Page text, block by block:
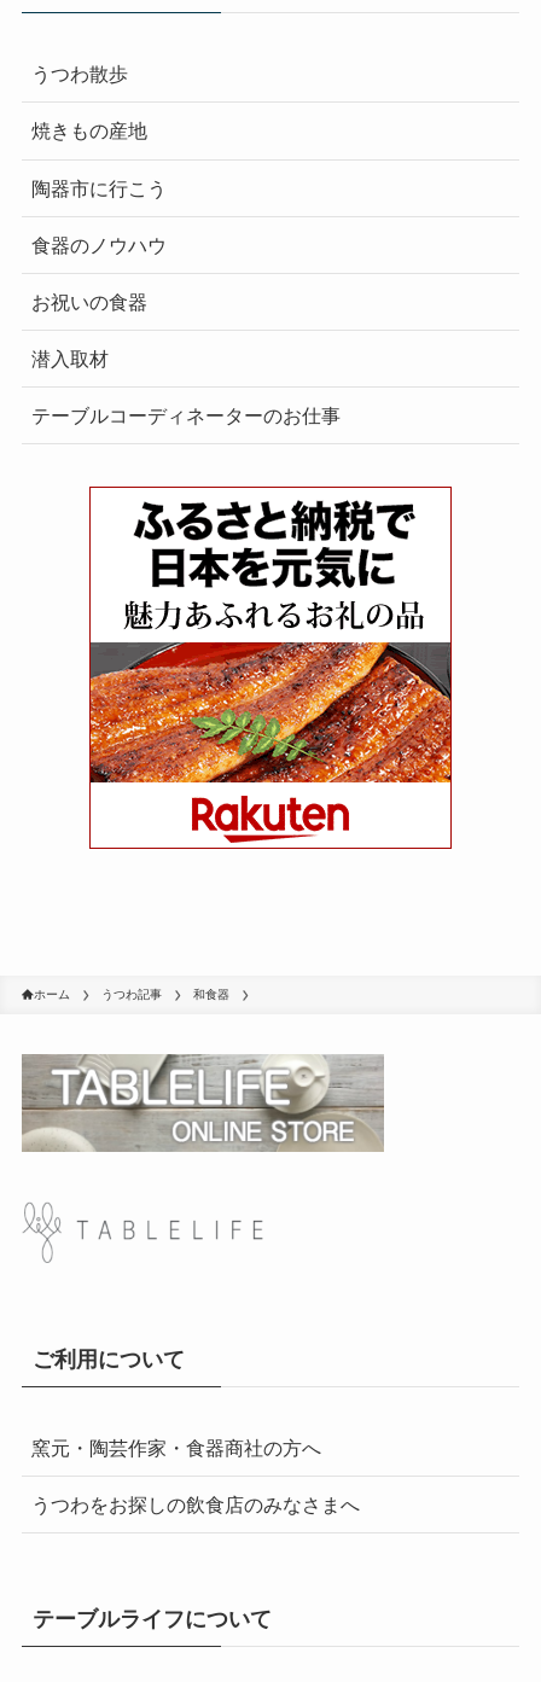
うつわ散歩
焼きもの産地
陶器市に行こう
食器のノウハウ
お祝いの食器
潜入取材
テーブルコーディネーターのお仕事
ホーム うつわ記事 和食器
ご利用について
窯元・陶芸作家・食器商社の方へ
うつわをお探しの飲食店のみなさまへ
テーブルライフについて